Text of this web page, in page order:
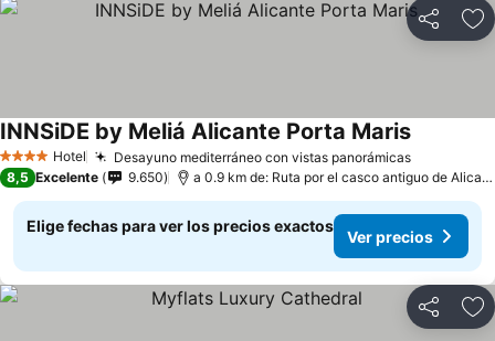
Compartir
4 EstrellasHotel Desayuno mediterráneo con vistas panorámicasVer
INNSiDE by Meliá Alicante Porta MarisVer
8,5 Excelente 9.650 a 0.9 km de: Ruta por el casco antiguo de
Elige fechas para ver los precios exactos
Ver precios
Compartir